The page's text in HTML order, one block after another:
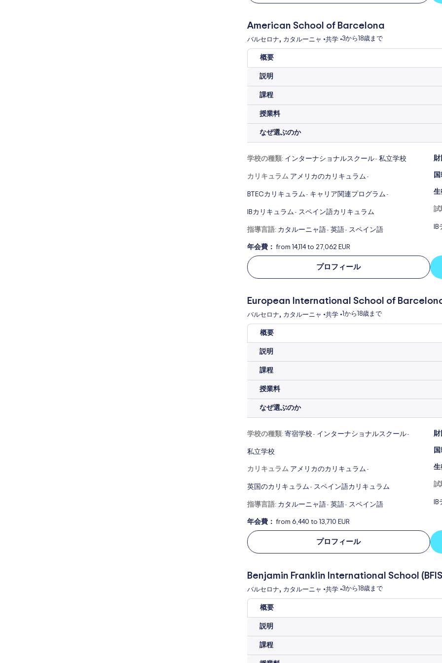
American School of Barcelona
バルセロナ, カタルーニャ •共学 •3から 18歳まで
概要
説明
課程
授業料
なぜ選ぶのか
学校の種類: インターナショナルスクール - 私立学校
カリキュラム アメリカのカリキュラム -
BTECカリキュラム - キャリア関連プログラム -
IBカリキュラム - スペイン語カリキュラム
指導言語: カタルーニャ語 - 英語 - スペイン語
年会費：from 14,114 to 27,062 EUR
生
プロフィール
European International School of
バルセロナ, カタルーニャ •共学 • 1から 18歳まで
概要
説明
課程
授業料
なぜ選ぶのか
学校の種類: 寄宿学校 - インターナショナルスクール -
私立学校
カリキュラム アメリカのカリキュラム -
英国のカリキュラム - スペイン語カリキュラム
指導言語: カタルーニャ語 - 英語 - スペイン語
年会費：from 6,440 to 13,710 EUR
生
プロフィール
Benjamin Franklin International School
バルセロナ, カタルーニャ •共学 •3から 18歳まで
概要
説明
課程